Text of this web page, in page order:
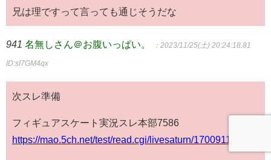
兄は理ですって言っても通じそうだな
941 名無しさん＠お腹いっぱい。 ：2023/11/25(土) 20:24:18.81
ID:sI7GM4qx
次スレ準備
フィギュアスケート実況スレ本部7586
https://mao.5ch.net/test/read.cgi/livesaturn/1700911419/